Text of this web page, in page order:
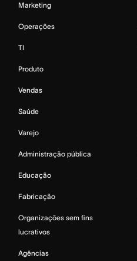
Marketing
Operações
TI
Produto
Vendas
Saúde
Varejo
Administração pública
Educação
Fabricação
Organizações sem fins
lucrativos
Agências